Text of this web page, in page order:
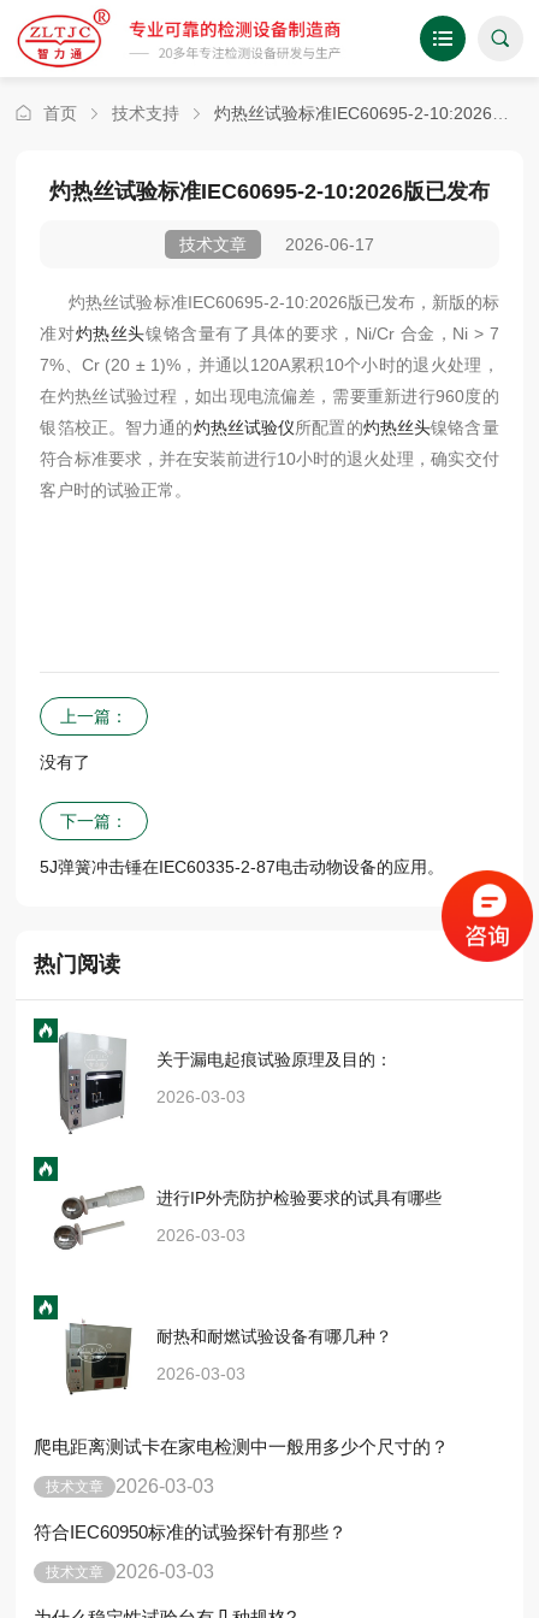
首页 技术支持 灼热丝试验标准IEC60695-2-10:2026版已发布
灼热丝试验标准IEC60695-2-10:2026版已发布
技术文章 2026-06-17
灼热丝试验标准IEC60695-2-10:2026版已发布，新版的标
准对灼热丝头镍铬含量有了具体的要求，Ni/Cr 合金，Ni > 7
7%、Cr (20 ± 1)%，并通以120A累积10个小时的退火处理，
在灼热丝试验过程，如出现电流偏差，需要重新进行960度的
银箔校正。智力通的灼热丝试验仪所配置的灼热丝头镍铬含量
符合标准要求，并在安装前进行10小时的退火处理，确实交付
客户时的试验正常。
上一篇：
没有了
下一篇：
5J弹簧冲击锤在IEC60335-2-87电击动物设备的应用。
热门阅读
关于漏电起痕试验原理及目的：
2026-03-03
进行IP外壳防护检验要求的试具有哪些
2026-03-03
耐热和耐燃试验设备有哪几种？
2026-03-03
爬电距离测试卡在家电检测中一般用多少个尺寸的？
技术文章 2026-03-03
符合IEC60950标准的试验探针有那些？
技术文章 2026-03-03